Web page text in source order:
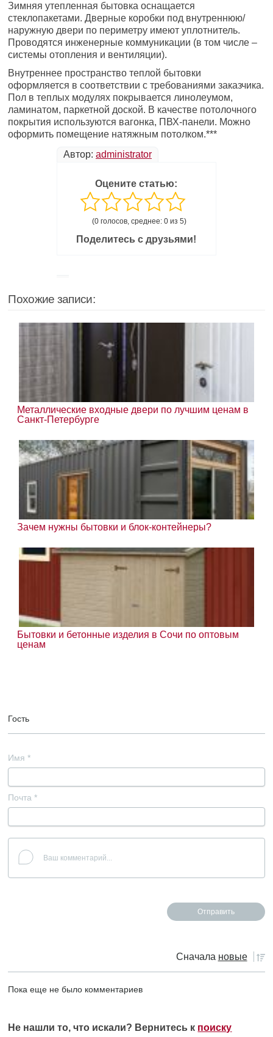
Зимняя утепленная бытовка оснащается
стеклопакетами. Дверные коробки под внутреннюю/
наружную двери по периметру имеют уплотнитель.
Проводятся инженерные коммуникации (в том числе –
системы отопления и вентиляции).
Внутреннее пространство теплой бытовки
оформляется в соответствии с требованиями заказчика.
Пол в теплых модулях покрывается линолеумом,
ламинатом, паркетной доской. В качестве потолочного
покрытия используются вагонка, ПВХ-панели. Можно
оформить помещение натяжным потолком.***
Автор: administrator
Оцените статью:
(0 голосов, среднее: 0 из 5)
Поделитесь с друзьями!
Похожие записи:
Металлические входные двери по лучшим ценам в
Санкт-Петербурге
Зачем нужны бытовки и блок-контейнеры?
Бытовки и бетонные изделия в Сочи по оптовым
ценам
Гость
Имя *
Почта *
Сначала новые
Пока еще не было комментариев
Не нашли то, что искали? Вернитесь к поиску